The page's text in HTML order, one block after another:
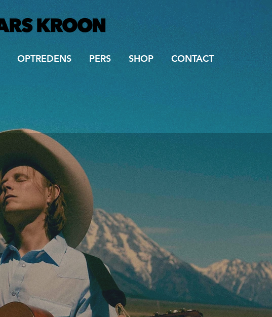
OPTREDENS PERS SHOP CONTACT